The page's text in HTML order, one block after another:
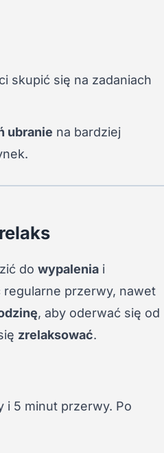
skupić się na zadaniach
ubranie na bardziej
do wypalenia i
przerwy, nawet
, aby oderwać się od
zrelaksować.
i 5 minut przerwy. Po